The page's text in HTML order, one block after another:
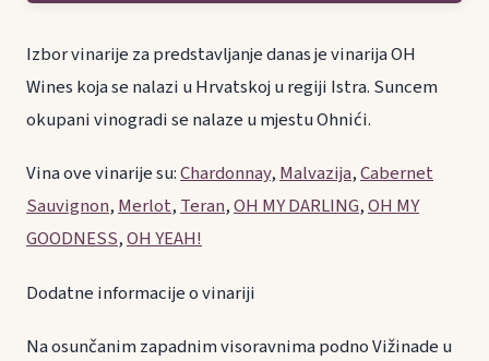
Izbor vinarije za predstavljanje danas je vinarija OH
Wines koja se nalazi u Hrvatskoj u regiji Istra. Suncem
okupani vinogradi se nalaze u mjestu Ohnići.
Vina ove vinarije su:Chardonnay,Malvazija,Cabernet
Sauvignon,Merlot,Teran,OH MY DARLING,OH MY
GOODNESS,OH YEAH!
Dodatne informacije o vinariji
Na osunčanim zapadnim visoravnima podno Vižinade u